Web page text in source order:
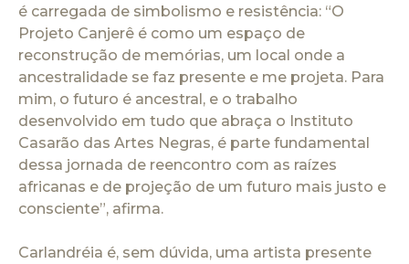
é carregada de simbolismo e resistência: “O
Projeto Canjerê é como um espaço de
reconstrução de memórias, um local onde a
ancestralidade se faz presente e me projeta. Para
mim, o futuro é ancestral, e o trabalho
desenvolvido em tudo que abraça o Instituto
Casarão das Artes Negras, é parte fundamental
dessa jornada de reencontro com as raízes
africanas e de projeção de um futuro mais justo e
consciente”, afirma.
Carlandréia é, sem dúvida, uma artista presente